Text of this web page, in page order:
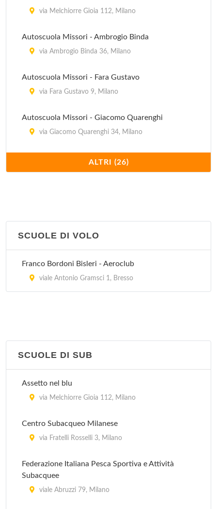
via Melchiorre Gioia 112, Milano
Autoscuola Missori - Ambrogio Binda
via Ambrogio Binda 36, Milano
Autoscuola Missori - Fara Gustavo
via Fara Gustavo 9, Milano
Autoscuola Missori - Giacomo Quarenghi
via Giacomo Quarenghi 34, Milano
Autoscuola Missori - Porta Romana
corso di Porta Romana 9, Milano
Blu Progetto Mare
Blu Sailing
via Principe Eugenio 24, Milano
Club della Vela Mare Aperto
ALTRI (26)
SCUOLE DI VOLO
Franco Bordoni Bisleri - Aeroclub
viale Antonio Gramsci 1, Bresso
SCUOLE DI SUB
Assetto nel blu
via Melchiorre Gioia 112, Milano
Centro Subacqueo Milanese
via Fratelli Rosselli 3, Milano
Federazione Italiana Pesca Sportiva e Attività
Subacquee
viale Abruzzi 79, Milano